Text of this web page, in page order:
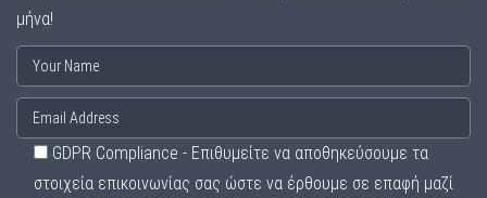
μήνα!
GDPR Compliance - Επιθυμείτε να αποθηκεύσουμε τα
στοιχεία επικοινωνίας σας ώστε να έρθουμε σε επαφή μαζί